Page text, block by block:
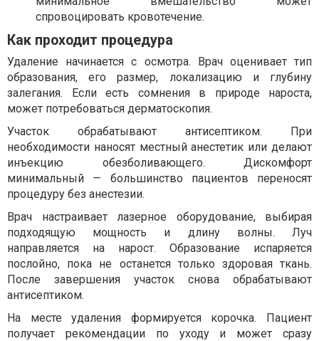
спровоцировать кровотечение.
Как проходит процедура
Удаление начинается с осмотра. Врач оценивает тип
образования, его размер, локализацию и глубину
залегания. Если есть сомнения в природе нароста,
может потребоваться дерматоскопия.
Участок обрабатывают антисептиком. При
необходимости наносят местный анестетик или делают
инъекцию обезболивающего. Дискомфорт
минимальный — большинство пациентов переносят
процедуру без анестезии.
Врач настраивает лазерное оборудование, выбирая
подходящую мощность и длину волны. Луч
направляется на нарост. Образование испаряется
послойно, пока не останется только здоровая ткань.
После завершения участок снова обрабатывают
антисептиком.
На месте удаления формируется корочка. Пациент
получает рекомендации по уходу и может сразу